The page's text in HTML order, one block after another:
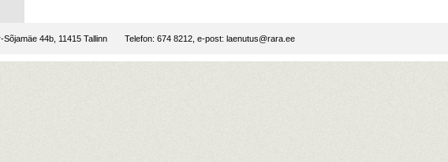
Sõjamäe 44b, 11415 Tallinn Telefon: 674 8212, e-post: laenutus@rara.ee